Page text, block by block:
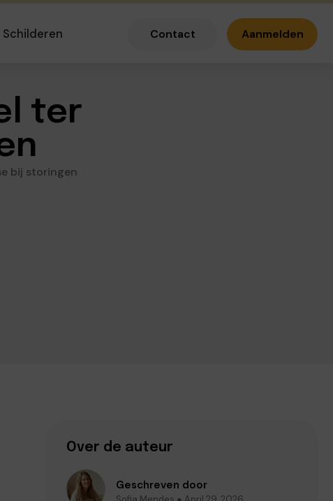
Schilderen Contact Aanmelden
ter
bij storingen
Over de auteur
Geschreven door